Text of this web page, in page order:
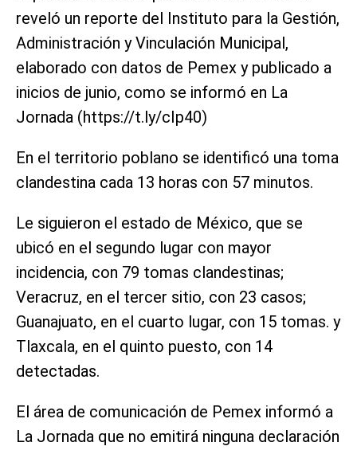
reveló un reporte del Instituto para la Gestión,
Administración y Vinculación Municipal,
elaborado con datos de Pemex y publicado a
inicios de junio, como se informó en La
Jornada (https://t.ly/cIp40)
En el territorio poblano se identificó una toma
clandestina cada 13 horas con 57 minutos.
Le siguieron el estado de México, que se
ubicó en el segundo lugar con mayor
incidencia, con 79 tomas clandestinas;
Veracruz, en el tercer sitio, con 23 casos;
Guanajuato, en el cuarto lugar, con 15 tomas. y
Tlaxcala, en el quinto puesto, con 14
detectadas.
El área de comunicación de Pemex informó a
La Jornada que no emitirá ninguna declaración